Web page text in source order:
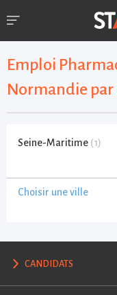
Emploi
Normandie
Seine-Maritime (1)
Choisir une ville
CANDIDATS